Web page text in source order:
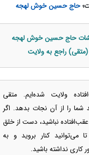
حاج حسین خوش لهجه
حاج حسین خوش لهجه
(متقی) راجع به ولایت
ولایت شده‌ایم. متقی
شما را از آن نجات بدهد. اگر
نباشید، دست از خلق
تا می‌توانید کنار بروید و به
کاری نداشته باشید.